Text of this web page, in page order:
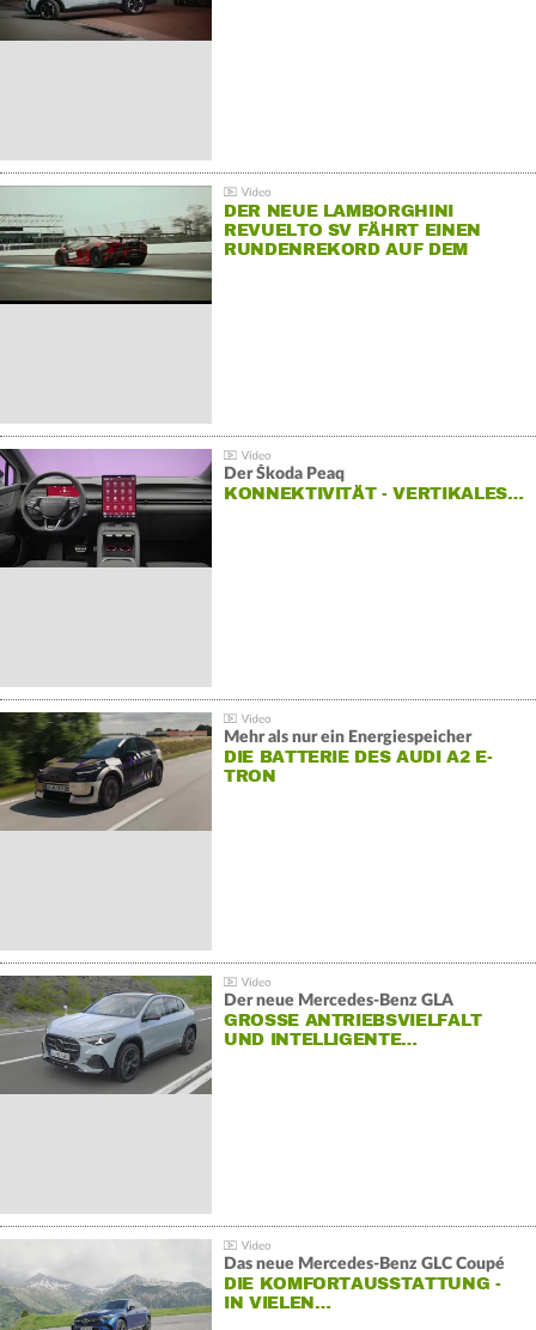
DER NEUE LAMBORGHINI
REVUELTO SV FÄHRT EINEN
RUNDENREKORD AUF DEM
Der Škoda Peaq
KONNEKTIVITÄT - VERTIKALES…
Mehr als nur ein Energiespeicher
DIE BATTERIE DES AUDI A2 E-
TRON
Der neue Mercedes-Benz GLA
GROSSE ANTRIEBSVIELFALT U
ND INTELLIGENTE…
Das neue Mercedes-Benz GLC Coupé
DIE KOMFORTAUSSTATTUNG -
IN VIELEN…